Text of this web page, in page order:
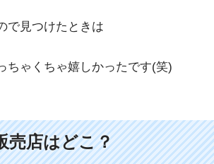
で見つけたときは
ちゃくちゃ嬉しかったです(笑)
売店はどこ？